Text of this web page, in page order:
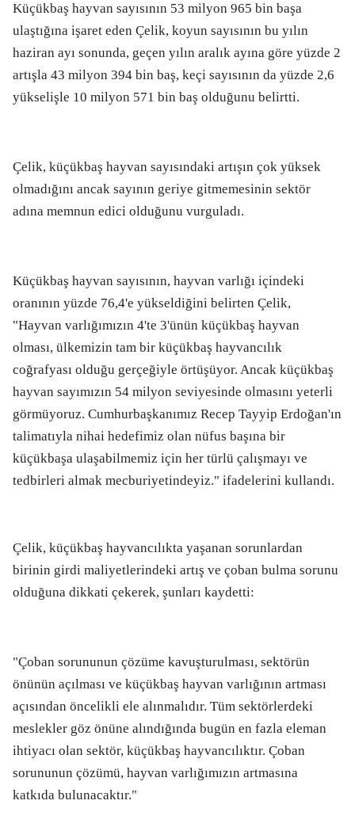
Küçükbaş hayvan sayısının 53 milyon 965 bin başa
ulaştığına işaret eden Çelik, koyun sayısının bu yılın
haziran ayı sonunda, geçen yılın aralık ayına göre yüzde 2
artışla 43 milyon 394 bin baş, keçi sayısının da yüzde 2,6
yükselişle 10 milyon 571 bin baş olduğunu belirtti.
Çelik, küçükbaş hayvan sayısındaki artışın çok yüksek
olmadığını ancak sayının geriye gitmemesinin sektör
adına memnun edici olduğunu vurguladı.
Küçükbaş hayvan sayısının, hayvan varlığı içindeki
oranının yüzde 76,4'e yükseldiğini belirten Çelik,
"Hayvan varlığımızın 4'te 3'ünün küçükbaş hayvan
olması, ülkemizin tam bir küçükbaş hayvancılık
coğrafyası olduğu gerçeğiyle örtüşüyor. Ancak küçükbaş
hayvan sayımızın 54 milyon seviyesinde olmasını yeterli
görmüyoruz. Cumhurbaşkanımız Recep Tayyip Erdoğan'ın
talimatıyla nihai hedefimiz olan nüfus başına bir
küçükbaşa ulaşabilmemiz için her türlü çalışmayı ve
tedbirleri almak mecburiyetindeyiz." ifadelerini kullandı.
Çelik, küçükbaş hayvancılıkta yaşanan sorunlardan
birinin girdi maliyetlerindeki artış ve çoban bulma sorunu
olduğuna dikkati çekerek, şunları kaydetti:
"Çoban sorununun çözüme kavuşturulması, sektörün
önünün açılması ve küçükbaş hayvan varlığının artması
açısından öncelikli ele alınmalıdır. Tüm sektörlerdeki
meslekler göz önüne alındığında bugün en fazla eleman
ihtiyacı olan sektör, küçükbaş hayvancılıktır. Çoban
sorununun çözümü, hayvan varlığımızın artmasına
katkıda bulunacaktır."